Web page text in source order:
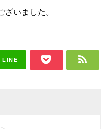
いました。
LINE